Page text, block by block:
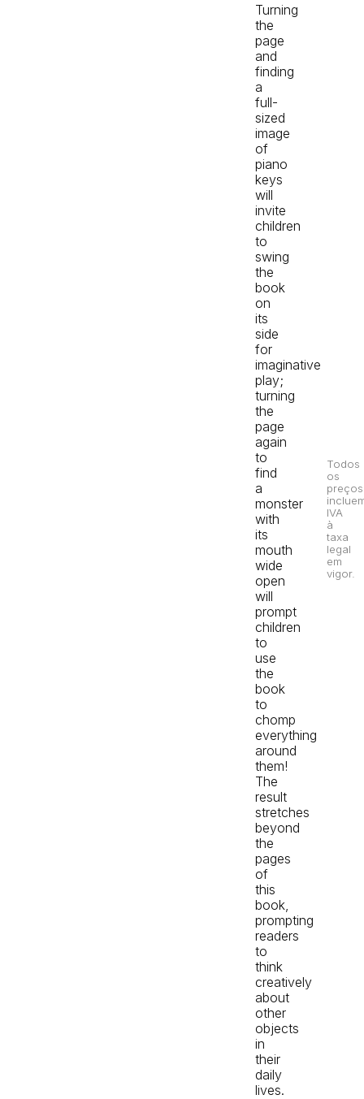
Turning
the
page
and
finding
a
full-
sized
image
of
piano
keys
will
invite
children
to
swing
the
book
on
its
side
for
imaginative
play;
turning
the
page
again
to
find
a
monster
with
its
mouth
wide
open
will
prompt
children
to
use
the
book
to
chomp
everything
around
them!
The
result
stretches
beyond
the
pages
of
this
book,
prompting
readers
to
think
creatively
about
other
objects
in
their
daily
lives.
Todos
os
preços
IVA
à
taxa
legal
em
vigor.